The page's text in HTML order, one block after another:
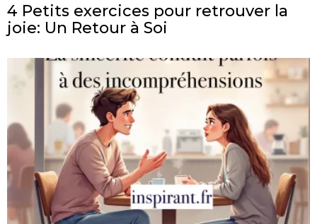
4 Petits exercices pour retrouver la
joie: Un Retour à Soi